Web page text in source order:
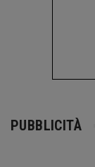
PUBBLICITÀ